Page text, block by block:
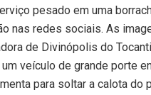
pesado em uma
nas redes sociais. As
de Divinópolis do
veículo de grande porte
para soltar a calota do